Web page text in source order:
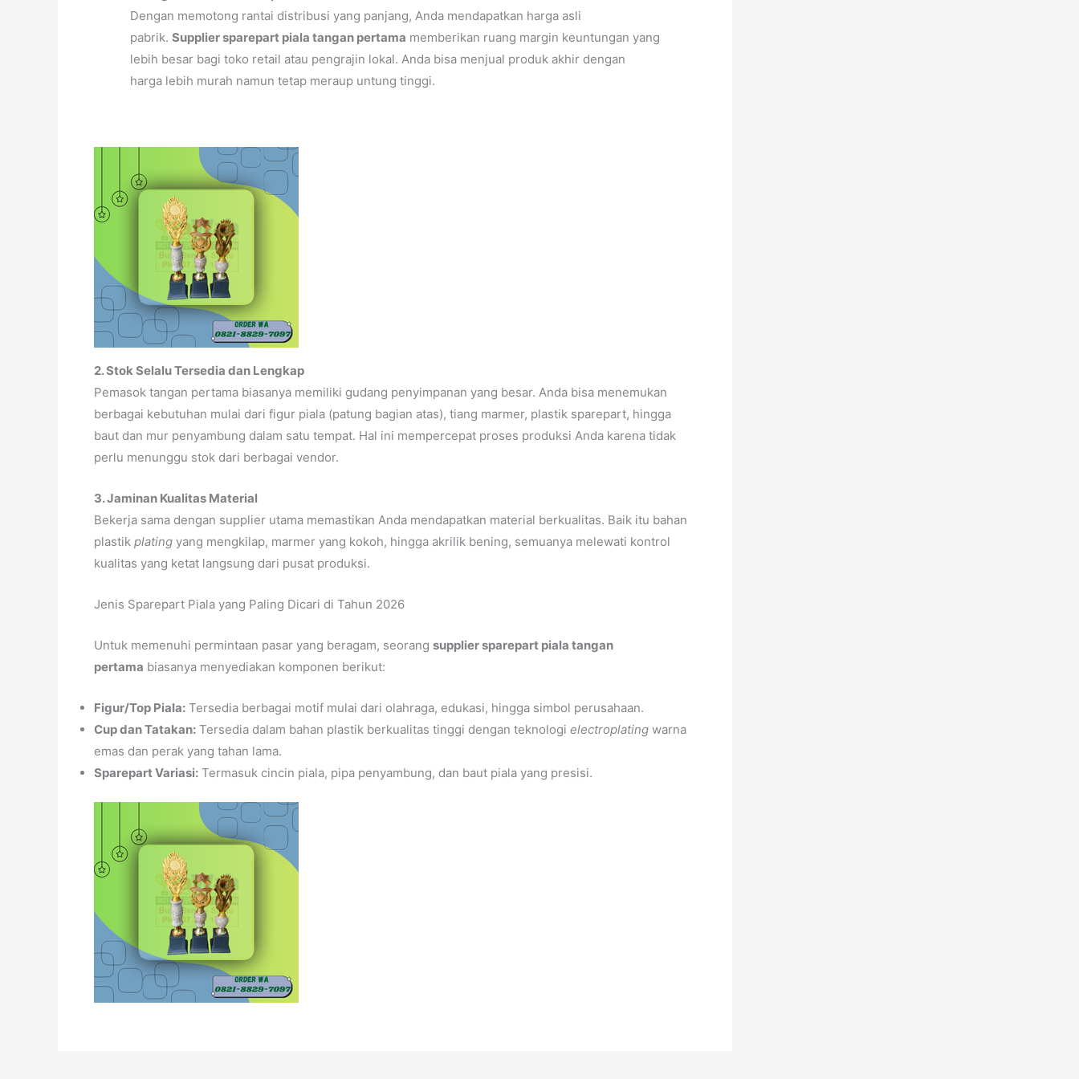
Dengan memotong rantai distribusi yang panjang, Anda mendapatkan harga asli
pabrik. Supplier sparepart piala tangan pertama memberikan ruang margin keuntungan yang
lebih besar bagi toko retail atau pengrajin lokal. Anda bisa menjual produk akhir dengan
harga lebih murah namun tetap meraup untung tinggi.
2. Stok Selalu Tersedia dan Lengkap
Pemasok tangan pertama biasanya memiliki gudang penyimpanan yang besar. Anda bisa menemukan
berbagai kebutuhan mulai dari figur piala (patung bagian atas), tiang marmer, plastik sparepart, hingga
baut dan mur penyambung dalam satu tempat. Hal ini mempercepat proses produksi Anda karena tidak
perlu menunggu stok dari berbagai vendor.
3. Jaminan Kualitas Material
Bekerja sama dengan supplier utama memastikan Anda mendapatkan material berkualitas. Baik itu bahan
plastik plating yang mengkilap, marmer yang kokoh, hingga akrilik bening, semuanya melewati kontrol
kualitas yang ketat langsung dari pusat produksi.
Jenis Sparepart Piala yang Paling Dicari di Tahun 2026
Untuk memenuhi permintaan pasar yang beragam, seorang supplier sparepart piala tangan
pertama biasanya menyediakan komponen berikut:
Figur/Top Piala: Tersedia berbagai motif mulai dari olahraga, edukasi, hingga simbol perusahaan.
Cup dan Tatakan: Tersedia dalam bahan plastik berkualitas tinggi dengan teknologi electroplating warna
emas dan perak yang tahan lama.
Sparepart Variasi: Termasuk cincin piala, pipa penyambung, dan baut piala yang presisi.